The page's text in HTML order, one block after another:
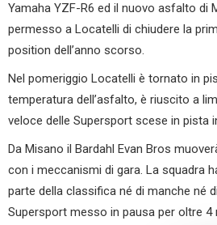
Yamaha YZF-R6 ed il nuovo asfalto di
permesso a Locatelli di chiudere la
position dell’anno scorso.
Nel pomeriggio Locatelli è tornato in
temperatura dell’asfalto, è riuscito a
veloce delle Supersport scese in pista
Da Misano il Bardahl Evan Bros
con i meccanismi di gara. La squadra
parte della classifica né di manche né
Supersport messo in pausa per oltre 4